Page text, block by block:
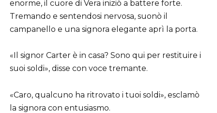
enorme, il cuore di Vera iniziò a battere forte.
Tremando e sentendosi nervosa, suonò il
campanello e una signora elegante aprì la porta.
«Il signor Carter è in casa? Sono qui per restituire i
suoi soldi», disse con voce tremante.
«Caro, qualcuno ha ritrovato i tuoi soldi», esclamò
la signora con entusiasmo.